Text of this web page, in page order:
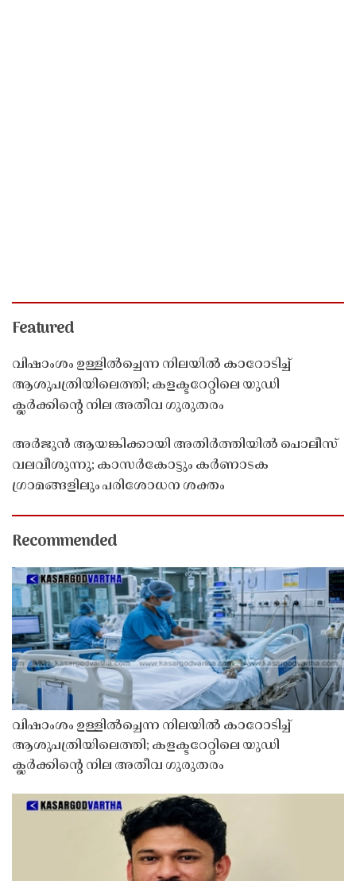
Featured
വിഷാംശം ഉള്ളിൽച്ചെന്ന നിലയിൽ കാറോടിച്ച്
ആശുപത്രിയിലെത്തി; കളക്ടറേറ്റിലെ യുഡി
ക്ലർക്കിൻ്റെ നില അതീവ ഗുരുതരം
അർജുൻ ആയങ്കിക്കായി അതിർത്തിയിൽ പൊലീസ്
വലവീശുന്നു; കാസർകോട്ടും കർണാടക
ഗ്രാമങ്ങളിലും പരിശോധന ശക്തം
Recommended
വിഷാംശം ഉള്ളിൽച്ചെന്ന നിലയിൽ കാറോടിച്ച്
ആശുപത്രിയിലെത്തി; കളക്ടറേറ്റിലെ യുഡി
ക്ലർക്കിൻ്റെ നില അതീവ ഗുരുതരം